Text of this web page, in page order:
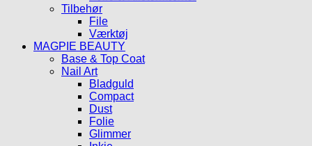
Tilbehør
File
Værktøj
MAGPIE BEAUTY
Base & Top Coat
Nail Art
Bladguld
Compact
Dust
Folie
Glimmer